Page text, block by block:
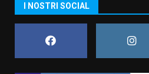
assoluta de
Belvedere. Il
6 Agosto 2026
I NOSTRI SOCIAL